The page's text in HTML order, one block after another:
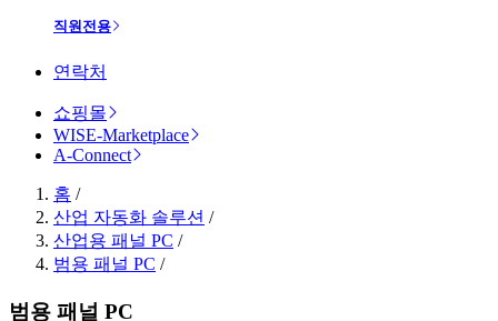
직원전용
연락처
쇼핑몰
WISE-Marketplace
A-Connect
홈 /
산업 자동화 솔루션 /
산업용 패널 PC /
범용 패널 PC /
범용 패널 PC